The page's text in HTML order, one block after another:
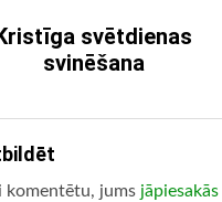
svētdienas
svinēšana
komentētu, jums jāpiesakās